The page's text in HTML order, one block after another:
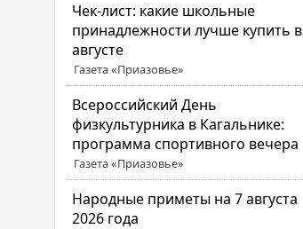
Чек-лист: какие школьные
принадлежности лучше купить в
августе
Газета «Приазовье»
Всероссийский День
физкультурника в Кагальнике:
программа спортивного вечера
Газета «Приазовье»
Народные приметы на 7 августа
2026 года